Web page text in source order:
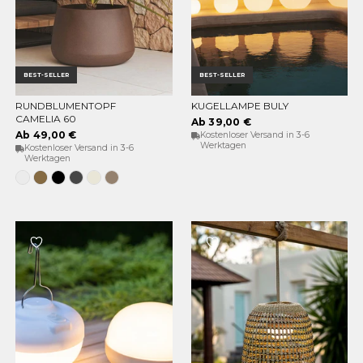
BEST-SELLER
OPTIONEN WÄHLEN
RUNDBLUMENTOPF
CAMELIA 60
Ab 49,00 €
Kostenloser Versand in 3-6
Werktagen
WeissBronzeSchwarz
Anthrazit
Opak-
Beige
Taupe
BEST-SELLER
OPTIONEN WÄHLEN
KUGELLAMPE BULY
Ab 39,00 €
Kostenloser Versand in 3-6
Werktagen